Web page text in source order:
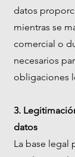
datos
mientras se
comercial o
necesarios
obligaciones
3.
datos
La base legal